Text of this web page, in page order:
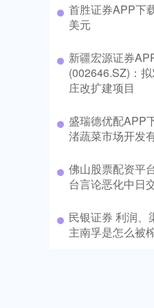
首胜证券APP下
美元
新疆宏源证券
(002646.SZ)：
庄改扩建项目
盛瑞德优配APP
渚蔬菜市场开发
佛山股票配资平
台言论恶化中日
民银证券 利润、
主南孚是怎么被